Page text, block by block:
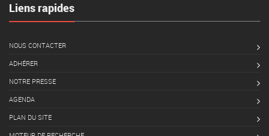
Liens rapides
NOUS CONTACTER
ADHÉRER
NOTRE PRESSE
AGENDA
PLAN DU SITE